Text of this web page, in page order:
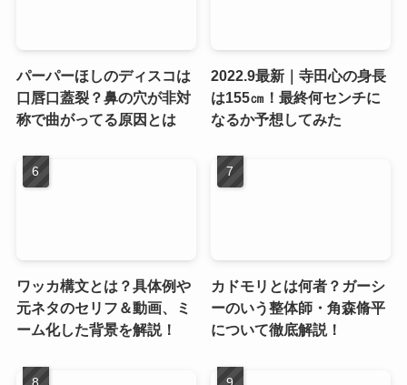
パーパーほしのディスコは
口唇口蓋裂？鼻の穴が非対
称で曲がってる原因とは
2022.9最新｜寺田心の身長
は155㎝！最終何センチに
なるか予想してみた
ワッカ構文とは？具体例や
元ネタのセリフ＆動画、ミ
ーム化した背景を解説！
カドモリとは何者？ガーシ
ーのいう整体師・角森脩平
について徹底解説！